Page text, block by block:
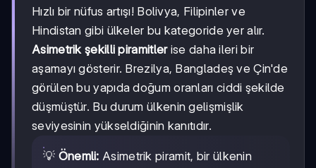
Hızlı bir nüfus artışı! Bolivya, Filipinler ve
Hindistan gibi ülkeler bu kategoride yer alır.
Asimetrik şekilli piramitlerise daha ileri bir
aşamayı gösterir. Brezilya, Bangladeş ve Çin'de
görülen bu yapıda doğum oranları ciddi şekilde
düşmüştür. Bu durum ülkenin gelişmişlik
seviyesinin yükseldiğinin kanıtıdır.
💡 Önemli: Asimetrik piramit, bir ülkenin